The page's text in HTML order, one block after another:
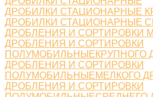
ДРОБИЛКИ СТАЦИОНАРНЫЕ
ДРОБИЛКИ СТАЦИОНАРНЫЕ
ДРОБЛЕНИЯ И СОРТИРОВКИ
ДРОБЛЕНИЯ И СОРТИРОВКИ
ПОЛУМОБИЛЬНЫЕКРУПНОГО
ДРОБЛЕНИЯ И СОРТИРОВКИ
ПОЛУМОБИЛЬНЫЕМЕЛКОГО
ДРОБЛЕНИЯ И СОРТИРОВКИ